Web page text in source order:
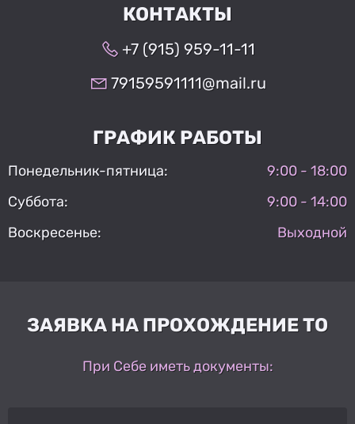
КОНТАКТЫ
+7 (915) 959-11-11
79159591111@mail.ru
ГРАФИК РАБОТЫ
Понедельник-пятница:
9:00 - 18:00
Суббота:
9:00 - 14:00
Воскресенье:
Выходной
ЗАЯВКА НА ПРОХОЖДЕНИЕ ТО
При Себе иметь документы: